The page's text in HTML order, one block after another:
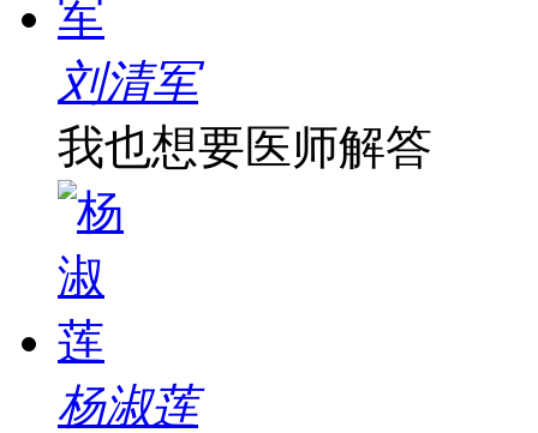
刘清军
我也想要医师解答
杨淑莲